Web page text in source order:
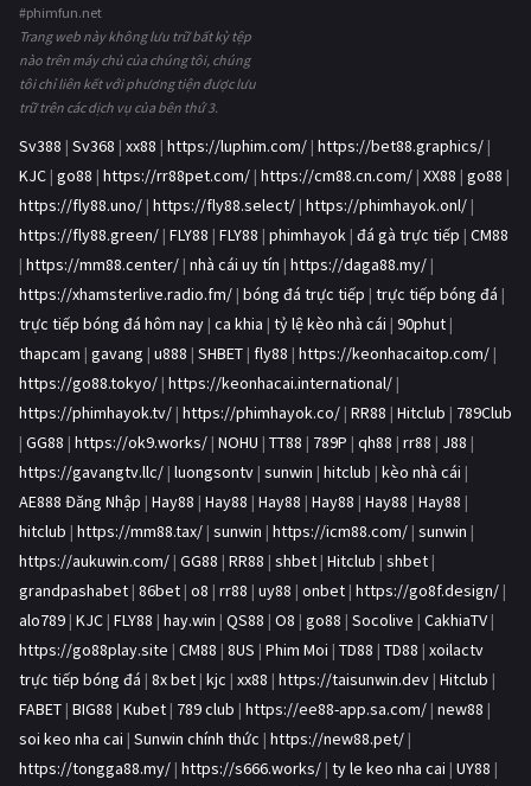
#phimfun.net
Trang web này không lưu trữ bất kỳ tệp
nào trên máy chủ của chúng tôi, chúng
tôi chỉ liên kết với phương tiện được lưu
trữ trên các dịch vụ của bên thứ 3.
Sv388 | Sv368 | xx88 | https://luphim.com/ | https://bet88.graphics/ |
KJC | go88 | https://rr88pet.com/ | https://cm88.cn.com/ | XX88 | go88 |
https://fly88.uno/ | https://fly88.select/ | https://phimhayok.onl/ |
https://fly88.green/ | FLY88 | FLY88 | phimhayok | đá gà trực tiếp | CM88
| https://mm88.center/ | nhà cái uy tín | https://daga88.my/ |
https://xhamsterlive.radio.fm/ | bóng đá trực tiếp | trực tiếp bóng đá |
trực tiếp bóng đá hôm nay | ca khia | tỷ lệ kèo nhà cái | 90phut |
thapcam | gavang | u888 | SHBET | fly88 | https://keonhacaitop.com/ |
https://go88.tokyo/ | https://keonhacai.international/ |
https://phimhayok.tv/ | https://phimhayok.co/ | RR88 | Hitclub | 789Club
| GG88 | https://ok9.works/ | NOHU | TT88 | 789P | qh88 | rr88 | J88 |
https://gavangtv.llc/ | luongsontv | sunwin | hitclub | kèo nhà cái |
AE888 Đăng Nhập | Hay88 | Hay88 | Hay88 | Hay88 | Hay88 | Hay88 |
hitclub | https://mm88.tax/ | sunwin | https://icm88.com/ | sunwin |
https://aukuwin.com/ | GG88 | RR88 | shbet | Hitclub | shbet |
grandpashabet | 86bet | o8 | rr88 | uy88 | onbet | https://go8f.design/ |
alo789 | KJC | FLY88 | hay.win | QS88 | O8 | go88 | Socolive | CakhiaTV |
https://go88play.site | CM88 | 8US | Phim Moi | TD88 | TD88 | xoilactv
trực tiếp bóng đá | 8x bet | kjc | xx88 | https://taisunwin.dev | Hitclub |
FABET | BIG88 | Kubet | 789 club | https://ee88-app.sa.com/ | new88 |
soi keo nha cai | Sunwin chính thức | https://new88.pet/ |
https://tongga88.my/ | https://s666.works/ | ty le keo nha cai | UY88 |